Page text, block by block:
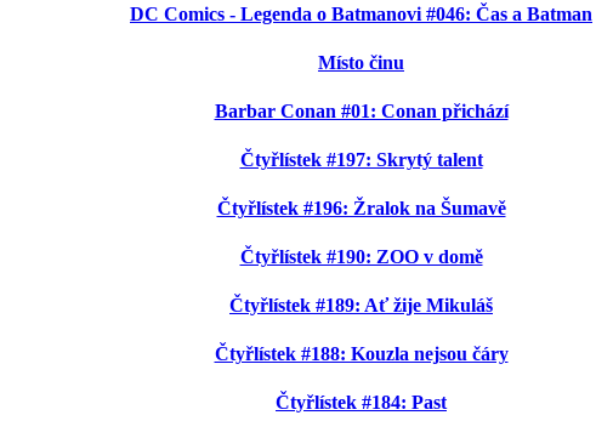
DC Comics - Legenda o Batmanovi #046: Čas a Batman
Místo činu
Barbar Conan #01: Conan přichází
Čtyřlístek #197: Skrytý talent
Čtyřlístek #196: Žralok na Šumavě
Čtyřlístek #190: ZOO v domě
Čtyřlístek #189: Ať žije Mikuláš
Čtyřlístek #188: Kouzla nejsou čáry
Čtyřlístek #184: Past